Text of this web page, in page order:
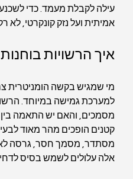
עילה לקבלת מעמד. כדי
אמיתית ועל נזק קונקרטי, לא
איך הרשויות
מי שמגיש בקשה הומניטרית
למערכת גמישה במיוחד.
מסמכים, והאם יש התאמה בין
קטנים הופכים מהר מאוד
מסתדר, מסמך חסר, גרסה לא
אלה עלולים לשמש בסיס